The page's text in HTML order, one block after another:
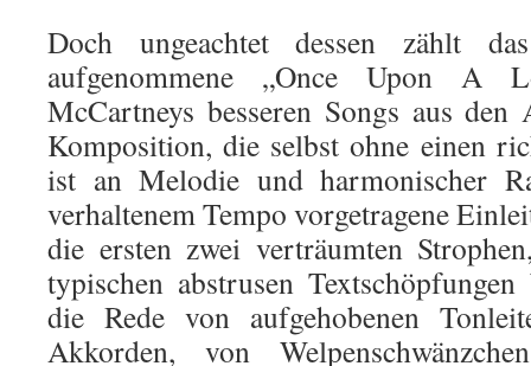
Doch ungeachtet dessen zählt
aufgenommene „Once Upon A
McCartneys besseren Songs aus den
Komposition, die selbst ohne einen
ist an Melodie und harmonischer
verhaltenem Tempo vorgetragene
die ersten zwei verträumten
typischen abstrusen
die Rede von aufgehobenen
Akkorden, von